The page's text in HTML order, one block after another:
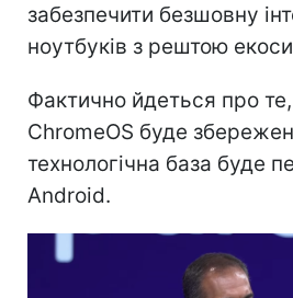
забезпечити безшовну
ноутбуків з рештою
Фактично йдеться про
ChromeOS буде
технологічна база буде
Android.